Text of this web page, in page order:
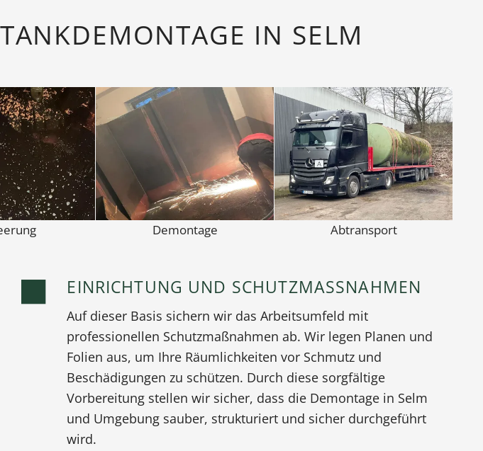
IN SELM
Demontage Abtransport
EINRICHTUNG UND SCHUTZMASSNAHMEN
Auf dieser Basis sichern wir das Arbeitsumfeld mit
professionellen Schutzmaßnahmen ab. Wir legen Planen und
Folien aus, um Ihre Räumlichkeiten vor Schmutz und
Beschädigungen zu schützen. Durch diese sorgfältige
Vorbereitung stellen wir sicher, dass die Demontage in Selm
und Umgebung sauber, strukturiert und sicher durchgeführt
wird.